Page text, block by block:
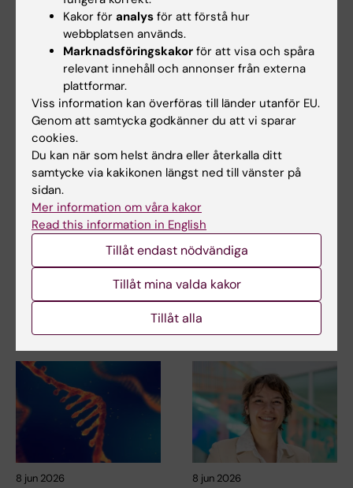
Relaterade artiklar
6 jul 2026
Doktorand får
stipendium för
forskning om hur
eksem påverkar skola
och yrkesliv
Anna Winther är en av tre KI-
doktorander som har tilldelats
9 jun 2026
låg risk för barns
hälsa vid assisterad
befruktning
En ny doktorsavhandling från
Karolinska Institutet visar att
8 jun 2026 8 jun 2026
Kakor för analys för att förstå hur
webbplatsen används.
Marknadsföringskakor för att visa och spåra
relevant innehåll och annonser från externa
plattformar.
Viss information kan överföras till länder utanför EU.
Genom att samtycka godkänner du att vi sparar
cookies.
Du kan när som helst ändra eller återkalla ditt
samtycke via kakikonen längst ned till vänster på
sidan.
Mer information om våra kakor
Read this information in English
Tillåt endast nödvändiga
Tillåt mina valda kakor
Tillåt alla